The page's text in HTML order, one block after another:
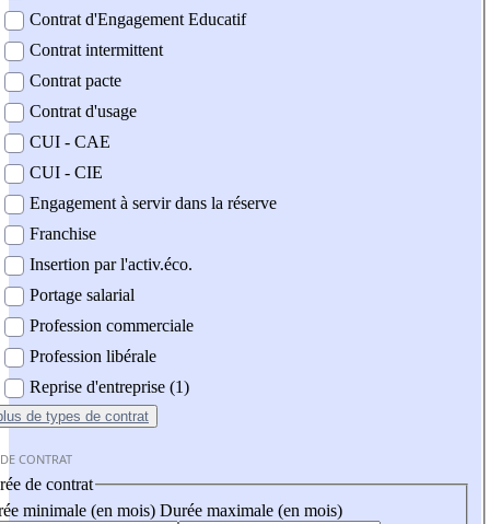
Contrat d'Engagement Educatif
Contrat intermittent
Contrat pacte
Contrat d'usage
CUI - CAE
CUI - CIE
Engagement à servir dans la réserve
Franchise
Insertion par l'activ.éco.
Portage salarial
Profession commerciale
Profession libérale
Reprise d'entreprise (1)
de types de contrat
CONTRAT
de contrat
minimale (en mois) Durée maximale (en mois)